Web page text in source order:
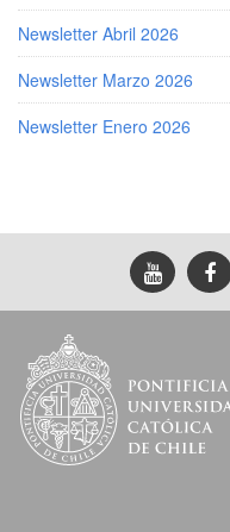
Newsletter Abril 2026
Newsletter Marzo 2026
Newsletter Enero 2026